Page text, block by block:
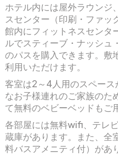
ホテル内には屋外ラウンジ
スセンター（印刷・ファッ
館内にフィットネスセンタ
ルでスティーブ・ナッシュ
のパスを購入できます。敷
利用いただけます。
客室は2～4人用のスペース
なお子様連れのご家族のた
て無料のベビーベッドもご
各部屋には無料wifi、テレ
蔵庫があります。また、全
料バスアメニティ付）があ